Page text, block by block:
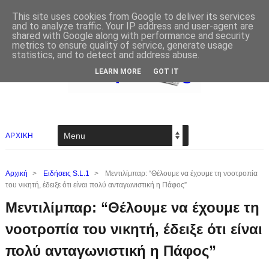
ΑΡΧΙΚΗ
Αρχική > Ειδήσεις S.L.1 >
Μεντιλίμπαρ: “Θέλουμε να έχουμε τη νοοτροπία
του νικητή, έδειξε ότι είναι πολύ ανταγωνιστική η Πάφος”
Μεντιλίμπαρ: “Θέλουμε να έχουμε τη
νοοτροπία του νικητή, έδειξε ότι είναι
πολύ ανταγωνιστική η Πάφος”
This site uses cookies from Google to deliver its services
and to analyze traffic. Your IP address and user-agent are
shared with Google along with performance and security
metrics to ensure quality of service, generate usage
statistics, and to detect and address abuse.
LEARN MORE GOT IT